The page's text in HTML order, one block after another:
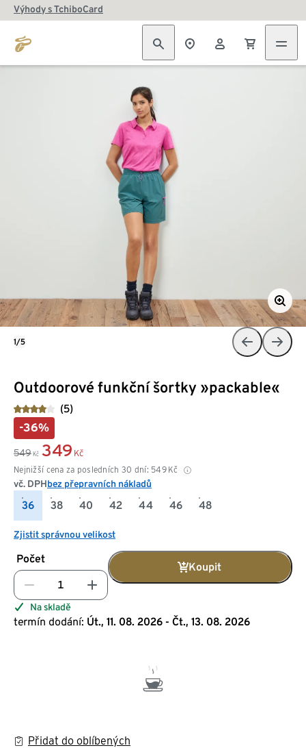
Výhody s TchiboCard
Outdoorové funkční šortky »packable«
(5)
-36%
549 Kč 349 Kč
Nejnižší cena za posledních 30 dní: 549 Kč
vč. DPHbez přepravních nákladů
36 38 40 42 44 46 48
Zjistit správnou velikost
Počet
Koupit
Na skladě
termín dodání: Út., 11. 08. 2026 - Čt., 13. 08. 2026
Přidat do oblíbených
1/5